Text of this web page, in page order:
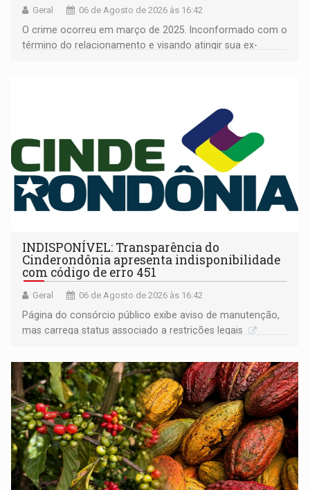
Geral 06 de Agosto de 2026 às 16:42
O crime ocorreu em março de 2025. Inconformado com o
término do relacionamento e visando atingir sua ex-
INDISPONÍVEL: Transparência do
Cinderondônia apresenta indisponibilidade
com código de erro 451
Geral 06 de Agosto de 2026 às 16:42
Página do consórcio público exibe aviso de manutenção,
mas carrega status associado a restrições legais